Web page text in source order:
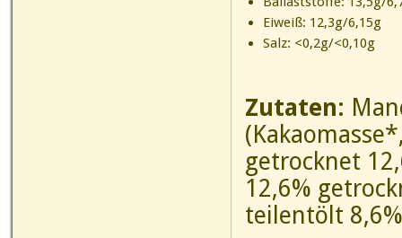
Eiweiß: 12,3g/6,15g
Salz: <0,2g/<0,10g
Zutaten:
getrocknet
12,6%
teilentölt